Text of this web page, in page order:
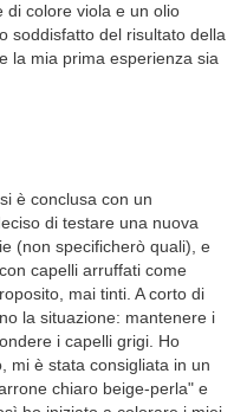
di colore viola e un olio
soddisfatto del risultato della
la mia prima esperienza sia
è conclusa con un
di testare una nuova
(non specificherò quali), e
capelli arruffati come
mai tinti. A corto di
la situazione: mantenere i
i capelli grigi. Ho
mi è stata consigliata in un
chiaro beige-perla" e